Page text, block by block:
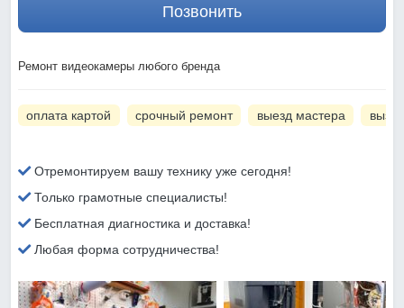
Позвонить
Ремонт видеокамеры любого бренда
оплата картой срочный ремонт выезд мастера
Отремонтируем вашу технику уже сегодня!
Только грамотные специалисты!
Бесплатная диагностика и доставка!
Любая форма сотрудничества!